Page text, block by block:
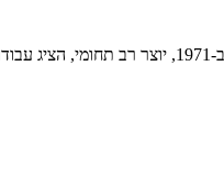
חוזליטו (אלרואי ברושי) נולד